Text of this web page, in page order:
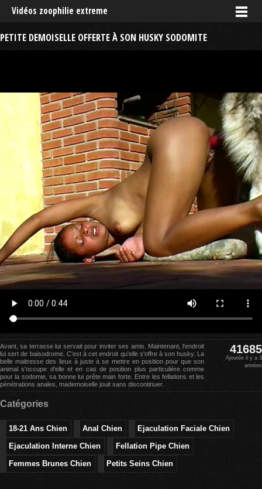
Vidéos zoophilie extreme
PETITE DEMOISELLE OFFERTE À SON HUSKY SODOMITE
Avant, sa terrasse lui servait pour inviter ses amis. Maintenant, l'endroit
lui sert de baisodrome. C'est à cet endroit qu'elle s'offre à son husky. La
belle maitresse des lieux à juste à se mettre en position pour que son
animal s'occupe d'elle et en cas de position plus particulière comme
pour la sodomie, sa bonne lui prête main forte. Entre les fellations et les
pénétrations anales, mademoiselle jouit sans discontinuer.
41685
Ajoutée il y a 3
années
Catégories
18-21 Ans Chien Anal Chien
Ejaculation Faciale Chien
Ejaculation Interne Chien
Fellation Pipe Chien
Femmes Brunes Chien
Petits Seins Chien